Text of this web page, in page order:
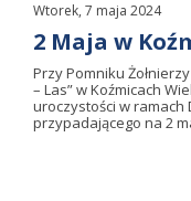
Wtorek, 7 maja 2024
2 Maja w
Przy Pomniku
– Las” w Koźmicach
uroczystości w ramach
przypadającego na 2